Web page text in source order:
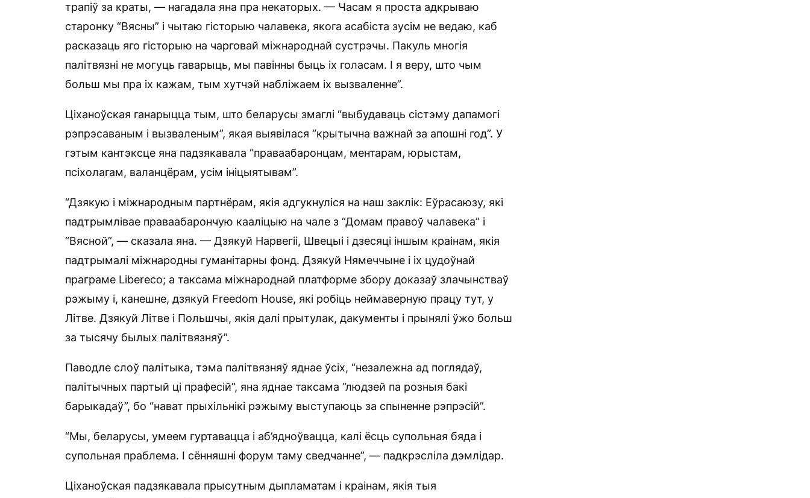
трапіў за краты, — нагадала яна пра некаторых. — Часам я проста адкрываю
старонку “Вясны” і чытаю гісторыю чалавека, якога асабіста зусім не ведаю, каб
расказаць яго гісторыю на чарговай міжнароднай сустрэчы. Пакуль многія
палітвязні не могуць гаварыць, мы павінны быць іх голасам. І я веру, што чым
больш мы пра іх кажам, тым хутчэй набліжаем іх вызваленне”.
Ціханоўская ганарыцца тым, што беларусы змаглі “выбудаваць сістэму дапамогі
рэпрэсаваным і вызваленым”, якая выявілася “крытычна важнай за апошні год”. У
гэтым кантэксце яна падзякавала “праваабаронцам, ментарам, юрыстам,
псіхолагам, валанцёрам, усім ініцыятывам”.
“Дзякую і міжнародным партнёрам, якія адгукнуліся на наш заклік: Еўрасаюзу, які
падтрымлівае праваабарончую кааліцыю на чале з “Домам правоў чалавека” і
“Вясной”, — сказала яна. — Дзякуй Нарвегіі, Швецыі і дзесяці іншым краінам, якія
падтрымалі міжнародны гуманітарны фонд. Дзякуй Нямеччыне і іх цудоўнай
праграме Libereco; а таксама міжнароднай платформе збору доказаў злачынстваў
рэжыму і, канешне, дзякуй Freedom House, які робіць неймаверную працу тут, у
Літве. Дзякуй Літве і Польшчы, якія далі прытулак, дакументы і прынялі ўжо больш
за тысячу былых палітвязняў”.
Паводле слоў палітыка, тэма палітвязняў яднае ўсіх, “незалежна ад поглядаў,
палітычных партый ці прафесій”, яна яднае таксама “людзей па розныя бакі
барыкадаў”, бо “нават прыхільнікі рэжыму выступаюць за спыненне рэпрэсій”.
“Мы, беларусы, умеем гуртавацца і аб’ядноўвацца, калі ёсць супольная бяда і
супольная праблема. І сённяшні форум таму сведчанне”, — падкрэсліла дэмлідар.
Ціханоўская падзякавала прысутным дыпламатам і краінам, якія тыя